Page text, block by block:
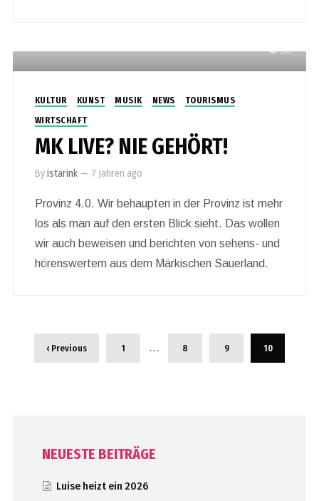
538
KULTUR KUNST MUSIK NEWS
TOURISMUS
WIRTSCHAFT
MK LIVE? NIE GEHÖRT!
Byistarink — 7 Jahren ago
Provinz 4.0. Wir behaupten in der Provinz ist mehr
los als man auf den ersten Blick sieht. Das wollen
wir auch beweisen und berichten von sehens- und
hörenswertem aus dem Märkischen Sauerland.
‹ Previous 1 … 8 9 10
NEUESTE BEITRÄGE
Luise heizt ein 2026